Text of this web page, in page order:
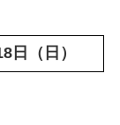
日（日）